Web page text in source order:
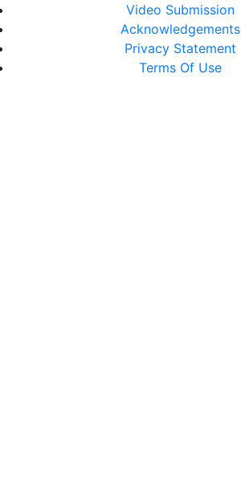
Video Submission
Acknowledgements
Privacy Statement
Terms Of Use